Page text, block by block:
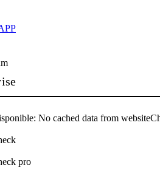
No cached data from
pro